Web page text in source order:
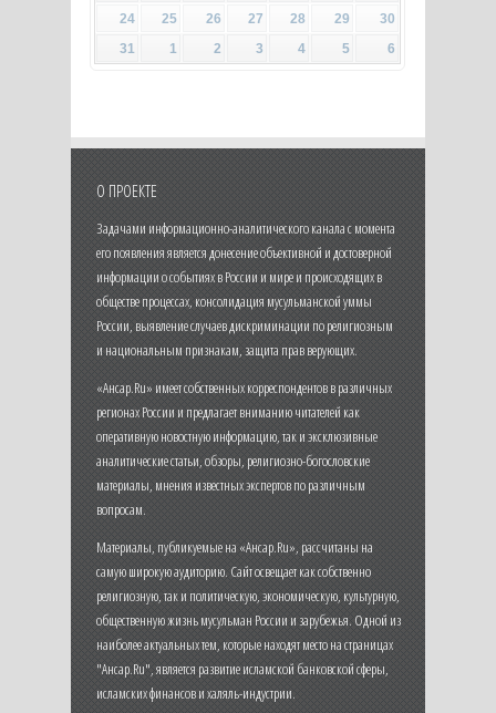
24
25 26 27 28 29
30
31
1 2 3 4 5 6
О ПРОЕКТЕ
Задачами информационно-аналитического канала с момента
его появления является донесение объективной и достоверной
информации о событиях в России и мире и происходящих в
обществе процессах, консолидация мусульманской уммы
России, выявление случаев дискриминации по религиозным
и национальным признакам, защита прав верующих.
«Ансар.Ru» имеет собственных корреспондентов в различных
регионах России и предлагает вниманию читателей как
оперативную новостную информацию, так и эксклюзивные
аналитические статьи, обзоры, религиозно-богословские
материалы, мнения известных экспертов по различным
вопросам.
Материалы, публикуемые на «Ансар.Ru», рассчитаны на
самую широкую аудиторию. Сайт освещает как собственно
религиозную, так и политическую, экономическую, культурную,
общественную жизнь мусульман России и зарубежья. Одной из
наиболее актуальных тем, которые находят место на страницах
"Ансар.Ru", является развитие исламской банковской сферы,
исламских финансов и халяль-индустрии.